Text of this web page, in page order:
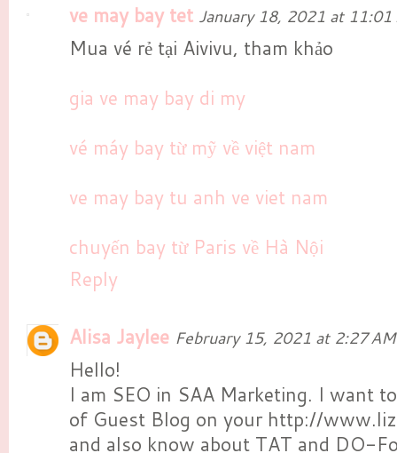
ve may bay tet January 18, 2021 at 11:01
Mua vé rẻ tại Aivivu, tham khảo
gia ve may bay di my
vé máy bay từ mỹ về việt nam
ve may bay tu anh ve viet nam
chuyến bay từ Paris về Hà Nội
Reply
Alisa Jaylee February 15, 2021 at 2:27 AM
Hello!
I am SEO in SAA Marketing. I want
of Guest Blog on your http://
and also know about TAT and DO-